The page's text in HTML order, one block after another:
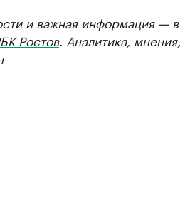
и важная информация — в
Ростов. Аналитика, мнения,